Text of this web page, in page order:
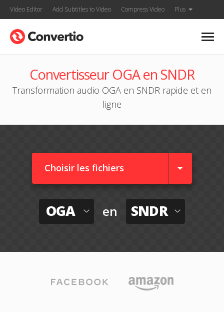
Video Editor Add Subtitles to Video Compress Video Plus
Convertisseur OGA en SNDR
Transformation audio OGA en SNDR rapide et en
ligne
Choisir les fichiers
OGA en SNDR